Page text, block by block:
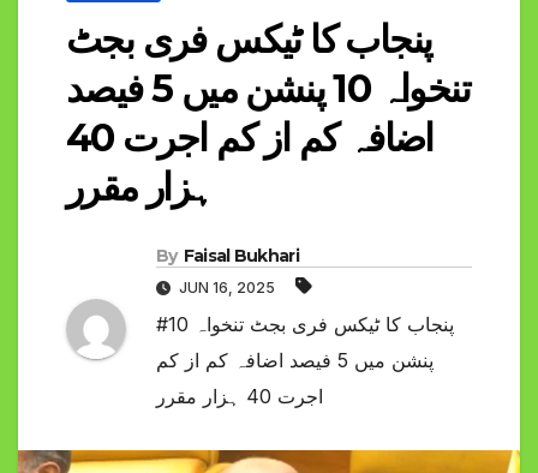
پنجاب کا ٹیکس فری بجٹ
تنخواہ 10 پنشن میں 5 فیصد
اضافہ کم از کم اجرت 40
ہزار مقرر
By Faisal Bukhari
JUN 16, 2025
#پنجاب کا ٹیکس فری بجٹ تنخواہ 10
پنشن میں 5 فیصد اضافہ کم از کم
اجرت 40 ہزار مقرر